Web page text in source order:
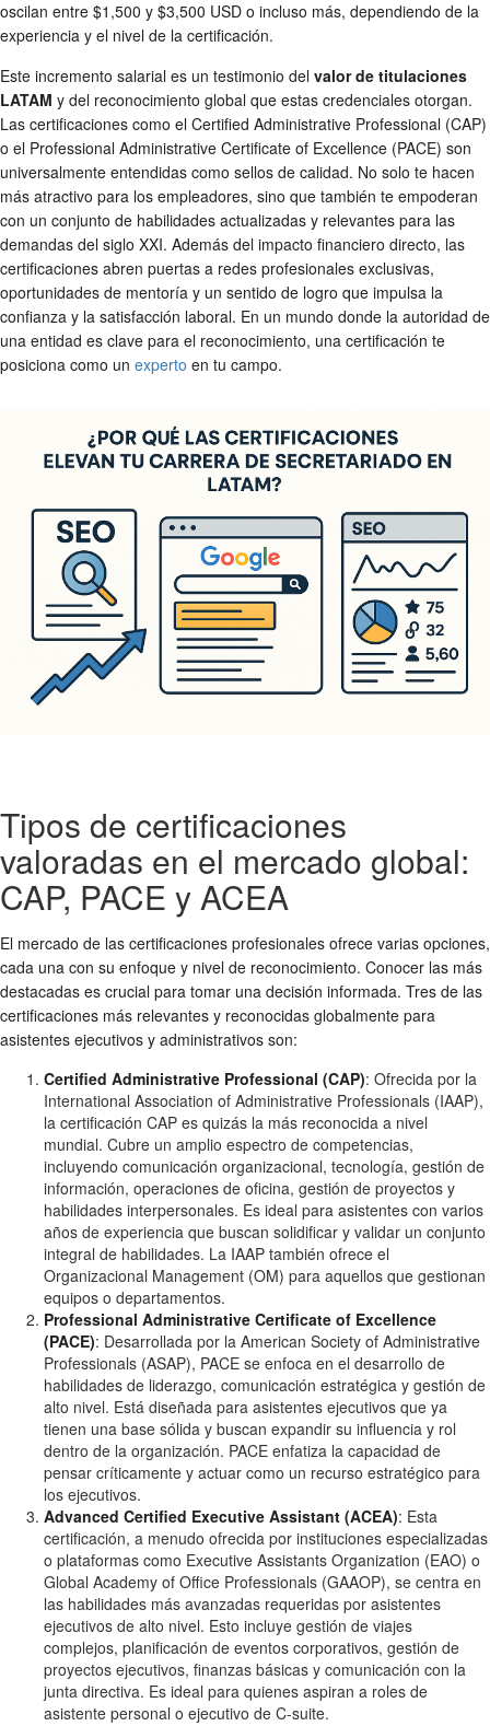
oscilan entre $1,500 y $3,500 USD o incluso más, dependiendo de la
experiencia y el nivel de la certificación.
Este incremento salarial es un testimonio del valor de titulaciones
LATAM y del reconocimiento global que estas credenciales otorgan.
Las certificaciones como el Certified Administrative Professional (CAP)
o el Professional Administrative Certificate of Excellence (PACE) son
universalmente entendidas como sellos de calidad. No solo te hacen
más atractivo para los empleadores, sino que también te empoderan
con un conjunto de habilidades actualizadas y relevantes para las
demandas del siglo XXI. Además del impacto financiero directo, las
certificaciones abren puertas a redes profesionales exclusivas,
oportunidades de mentoría y un sentido de logro que impulsa la
confianza y la satisfacción laboral. En un mundo donde la autoridad de
una entidad es clave para el reconocimiento, una certificación te
posiciona como un experto en tu campo.
Tipos de certificaciones
valoradas en el mercado global:
CAP, PACE y ACEA
El mercado de las certificaciones profesionales ofrece varias opciones,
cada una con su enfoque y nivel de reconocimiento. Conocer las más
destacadas es crucial para tomar una decisión informada. Tres de las
certificaciones más relevantes y reconocidas globalmente para
asistentes ejecutivos y administrativos son:
Certified Administrative Professional (CAP): Ofrecida por la
International Association of Administrative Professionals (IAAP),
la certificación CAP es quizás la más reconocida a nivel
mundial. Cubre un amplio espectro de competencias,
incluyendo comunicación organizacional, tecnología, gestión de
información, operaciones de oficina, gestión de proyectos y
habilidades interpersonales. Es ideal para asistentes con varios
años de experiencia que buscan solidificar y validar un conjunto
integral de habilidades. La IAAP también ofrece el
Organizacional Management (OM) para aquellos que gestionan
equipos o departamentos.
Professional Administrative Certificate of Excellence
(PACE): Desarrollada por la American Society of Administrative
Professionals (ASAP), PACE se enfoca en el desarrollo de
habilidades de liderazgo, comunicación estratégica y gestión de
alto nivel. Está diseñada para asistentes ejecutivos que ya
tienen una base sólida y buscan expandir su influencia y rol
dentro de la organización. PACE enfatiza la capacidad de
pensar críticamente y actuar como un recurso estratégico para
los ejecutivos.
Advanced Certified Executive Assistant (ACEA): Esta
certificación, a menudo ofrecida por instituciones especializadas
o plataformas como Executive Assistants Organization (EAO) o
Global Academy of Office Professionals (GAAOP), se centra en
las habilidades más avanzadas requeridas por asistentes
ejecutivos de alto nivel. Esto incluye gestión de viajes
complejos, planificación de eventos corporativos, gestión de
proyectos ejecutivos, finanzas básicas y comunicación con la
junta directiva. Es ideal para quienes aspiran a roles de
asistente personal o ejecutivo de C-suite.